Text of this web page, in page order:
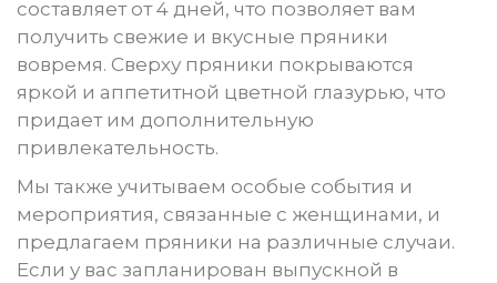
составляет от 4 дней, что позволяет вам
получить свежие и вкусные пряники
вовремя. Сверху пряники покрываются
яркой и аппетитной цветной глазурью, что
придает им дополнительную
привлекательность.
Мы также учитываем особые события и
мероприятия, связанные с женщинами, и
предлагаем пряники на различные случаи.
Если у вас запланирован выпускной в